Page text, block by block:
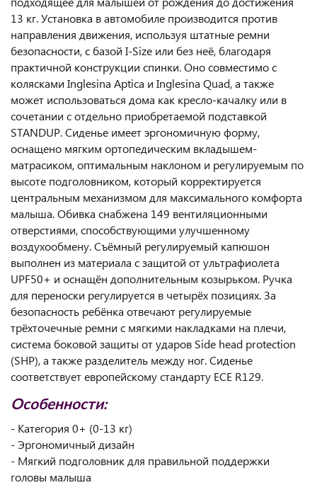
13 кг. Установка в автомобиле производится против
направления движения, используя штатные ремни
безопасности, с базой I-Size или без неё, благодаря
практичной конструкции спинки. Оно совместимо с
колясками Inglesina Aptica и Inglesina Quad, а также
может использоваться дома как кресло-качалку или в
сочетании с отдельно приобретаемой подставкой
STANDUP. Сиденье имеет эргономичную форму,
оснащено мягким ортопедическим вкладышем-
матрасиком, оптимальным наклоном и регулируемым по
высоте подголовником, который корректируется
центральным механизмом для максимального комфорта
малыша. Обивка снабжена 149 вентиляционными
отверстиями, способствующими улучшенному
воздухообмену. Съёмный регулируемый капюшон
выполнен из материала с защитой от ультрафиолета
UPF50+ и оснащён дополнительным козырьком. Ручка
для переноски регулируется в четырёх позициях. За
безопасность ребёнка отвечают регулируемые
трёхточечные ремни с мягкими накладками на плечи,
система боковой защиты от ударов Side head protection
(SHP), а также разделитель между ног. Сиденье
соответствует европейскому стандарту ECE R129.
Особенности:
- Категория 0+ (0-13 кг)
- Эргономичный дизайн
- Мягкий подголовник для правильной поддержки
головы малыша